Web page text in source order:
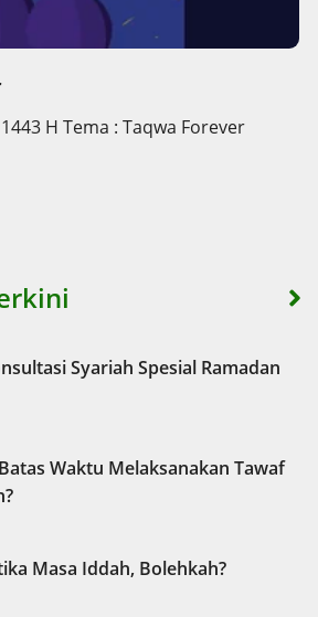
H Tema : Taqwa Forever
Syariah Spesial Ramadan
Waktu Melaksanakan Tawaf
Masa Iddah, Bolehkah?